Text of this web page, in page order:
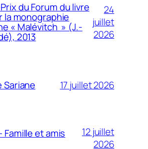
du Forum du livre
la monographie
« Malévitch » (J.-
2013
24
juillet
2026
Sariane 17 juillet 2026
Famille et amis
12 juillet
2026